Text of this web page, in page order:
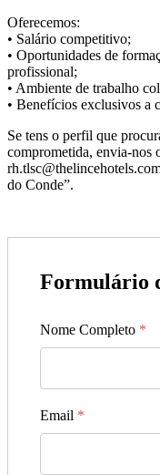
Oferecemos:
• Salário competitivo;
• Oportunidades de
profissional;
• Ambiente de trabalho
• Benefícios exclusivos a
Se tens o perfil que
comprometida, envia-nos
do Conde”.
Formulário
Nome Completo *
Email *